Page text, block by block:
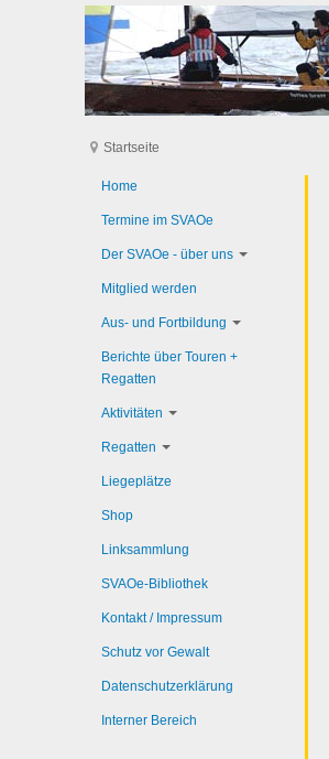
Startseite
Home
Termine im SVAOe
Der SVAOe - über uns
Mitglied werden
Aus- und Fortbildung
Berichte über Touren +
Regatten
Aktivitäten
Regatten
Liegeplätze
Shop
Linksammlung
SVAOe-Bibliothek
Kontakt / Impressum
Schutz vor Gewalt
Datenschutzerklärung
Interner Bereich